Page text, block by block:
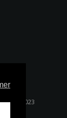
Dag 2023